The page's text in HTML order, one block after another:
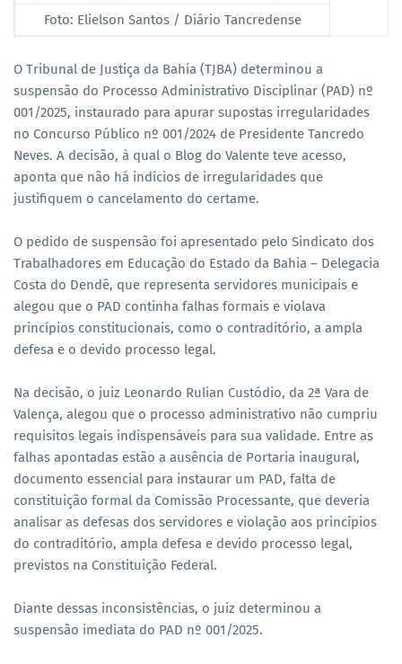
Foto: Elielson Santos / Diário Tancredense
O Tribunal de Justiça da Bahia (TJBA) determinou a
suspensão do Processo Administrativo Disciplinar (PAD) nº
001/2025, instaurado para apurar supostas irregularidades
no Concurso Público nº 001/2024 de Presidente Tancredo
Neves. A decisão, à qual o Blog do Valente teve acesso,
aponta que não há indícios de irregularidades que
justifiquem o cancelamento do certame.
O pedido de suspensão foi apresentado pelo Sindicato dos
Trabalhadores em Educação do Estado da Bahia – Delegacia
Costa do Dendê, que representa servidores municipais e
alegou que o PAD continha falhas formais e violava
princípios constitucionais, como o contraditório, a ampla
defesa e o devido processo legal.
Na decisão, o juiz Leonardo Rulian Custódio, da 2ª Vara de
Valença, alegou que o processo administrativo não cumpriu
requisitos legais indispensáveis para sua validade. Entre as
falhas apontadas estão a ausência de Portaria inaugural,
documento essencial para instaurar um PAD, falta de
constituição formal da Comissão Processante, que deveria
analisar as defesas dos servidores e violação aos princípios
do contraditório, ampla defesa e devido processo legal,
previstos na Constituição Federal.
Diante dessas inconsistências, o juiz determinou a
suspensão imediata do PAD nº 001/2025.